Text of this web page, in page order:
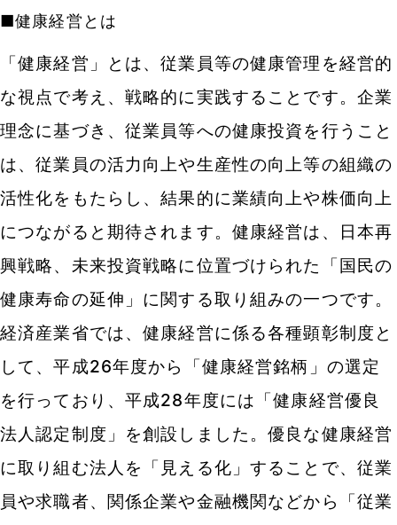
■健康経営とは
「健康経営」とは、従業員等の健康管理を経営的
な視点で考え、戦略的に実践することです。企業
理念に基づき、従業員等への健康投資を行うこと
は、従業員の活力向上や生産性の向上等の組織の
活性化をもたらし、結果的に業績向上や株価向上
につながると期待されます。健康経営は、日本再
興戦略、未来投資戦略に位置づけられた「国民の
健康寿命の延伸」に関する取り組みの一つです。
経済産業省では、健康経営に係る各種顕彰制度と
して、平成26年度から「健康経営銘柄」の選定
を行っており、平成28年度には「健康経営優良
法人認定制度」を創設しました。優良な健康経営
に取り組む法人を「見える化」することで、従業
員や求職者、関係企業や金融機関などから「従業